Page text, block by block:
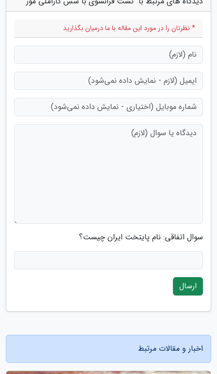
* نظرتان را در مورد این مقاله با ما درمیان بگذارید
سوال اتفاقی: نام پایتخت ایران چیست؟
ارسال
اخبار و مقالات مرتبط